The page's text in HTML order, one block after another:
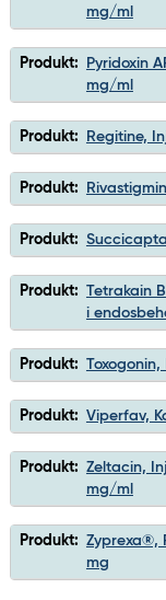
mg/ml
Produkt:
Pyridoxin
mg/ml
Produkt: Regitine,
Produkt:
Produkt:
Produkt: Tetrakain
i
Produkt:
Produkt: Viperfav,
Produkt: Zeltacin,
mg/ml
Produkt: Zyprexa®,
mg